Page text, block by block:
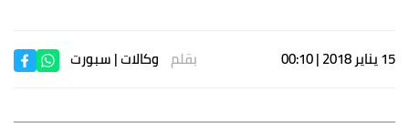
15 يناير 2018 | 00:10 بقلم وكالات| سبورت